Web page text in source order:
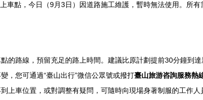
車點，今日（9月3日）因道路施工維護，暫時無法使用。所
的路線，預留充足的路上時間。建議比原計劃提前30分鐘到
，您可通過“臺山出行”微信公眾號或撥打臺山旅游咨詢服務熱
上車位置，或對調整有疑問，可隨時向現場身著制服的工作人